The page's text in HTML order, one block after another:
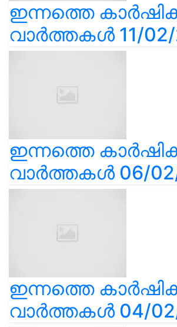
ഇന്നത്തെ
വാർത്തകൾ 11/02/
ഇന്നത്തെ
വാർത്തകൾ 06/
ഇന്നത്തെ
വാർത്തകൾ 04/